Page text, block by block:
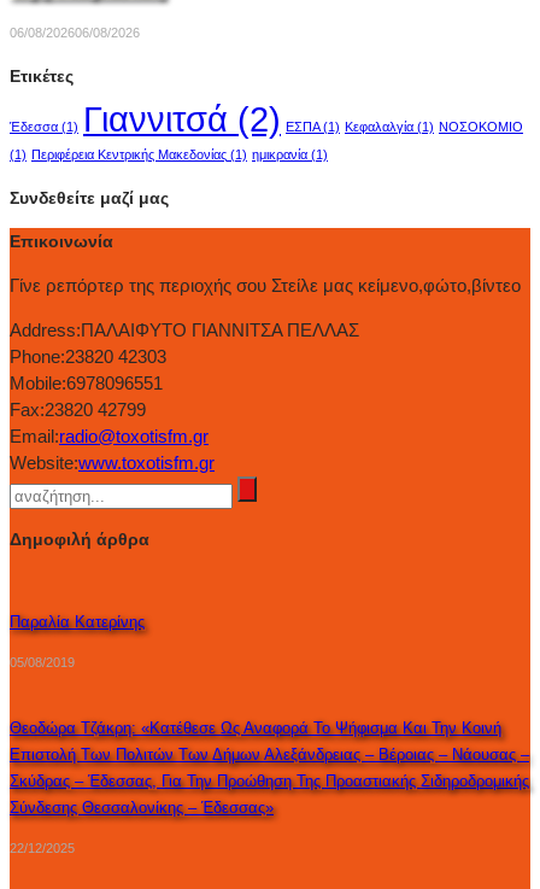
06/08/202606/08/2026
Ετικέτες
Έδεσσα (1) Γιαννιτσά (2) ΕΣΠΑ(1) Κεφαλαλγία (1) ΝΟΣΟΚΟΜΙΟ
(1) Περιφέρεια Κεντρικής Μακεδονίας (1) ημικρανία (1)
Συνδεθείτε μαζί μας
Επικοινωνία
Γίνε ρεπόρτερ της περιοχής σου Στείλε μας κείμενο,φώτο,βίντεο
Address:ΠΑΛΑΙΦΥΤΟ ΓΙΑΝΝΙΤΣΑ ΠΕΛΛΑΣ
Phone:23820 42303
Mobile:6978096551
Fax:23820 42799
Email:radio@toxotisfm.gr
Website:www.toxotisfm.gr
Δημοφιλή άρθρα
Παραλία Κατερίνης
05/08/2019
Θεοδώρα Τζάκρη: «Κατέθεσε Ως Αναφορά Το Ψήφισμα Και Την Κοινή
Επιστολή Των Πολιτών Των Δήμων Αλεξάνδρειας – Βέροιας – Νάουσας –
Σκύδρας – Έδεσσας, Για Την Προώθηση Της Προαστιακής Σιδηροδρομικής
Σύνδεσης Θεσσαλονίκης – Έδεσσας»
22/12/2025